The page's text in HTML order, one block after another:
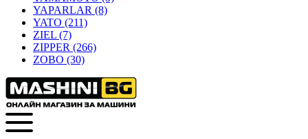
YAPARLAR (8)
YATO (211)
ZIEL (7)
ZIPPER (266)
ZOBO (30)